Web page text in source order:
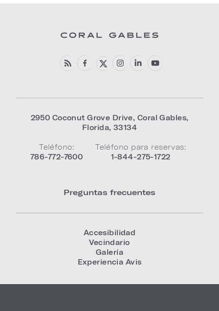
2950 Coconut Grove Drive, Coral Gables,
Florida, 33134
Teléfono:
786-772-7600
Teléfono para reservas:
1-844-275-1722
Preguntas frecuentes
Accesibilidad
Vecindario
Galería
Experiencia Avis